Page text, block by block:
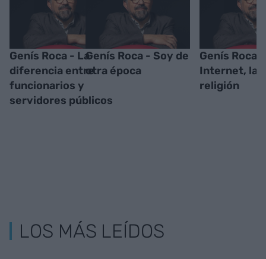
Genís Roca - La
diferencia entre
funcionarios y
servidores públicos
Genís Roca - Soy de
otra época
Genís Roca -
Internet, la
religión
LOS MÁS LEÍDOS